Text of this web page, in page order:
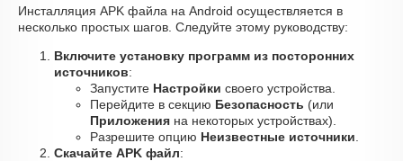
Инсталляция APK файла на Android осуществляется в
несколько простых шагов. Следуйте этому руководству:
Включите установку программ из посторонних
источников:
Запустите Настройки своего устройства.
Перейдите в секцию Безопасность (или
Приложения на некоторых устройствах).
Разрешите опцию Неизвестные источники
Скачайте APK файл: